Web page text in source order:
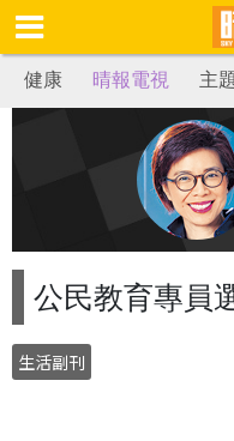
健康 晴報電視 主
公民教育專員
生活副刊